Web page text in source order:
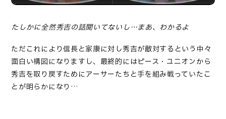
たしかに全然秀吉の話聞いてないし…まあ、わかるよ
ただこれにより信長と家康に対し秀吉が敵対するという中々
面白い構図になりますし、最終的にはピース・ユニオンから
秀吉を取り戻すためにアーサーたちと手を組み戦っていたこ
とが明らかになり…